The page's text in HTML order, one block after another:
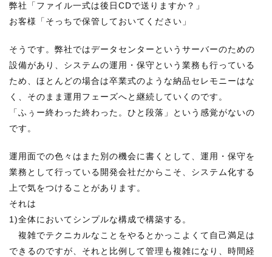
弊社「ファイル一式は後日CDで送りますか？」
お客様「そっちで保管しておいてください」
そうです。弊社ではデータセンターというサーバーのための
設備があり、システムの運用・保守という業務も行っている
ため、ほとんどの場合は卒業式のような納品セレモニーはな
く、そのまま運用フェーズへと継続していくのです。
「ふぅー終わった終わった。ひと段落」という感覚がないの
です。
運用面での色々はまた別の機会に書くとして、運用・保守を
業務として行っている開発会社だからこそ、システム化する
上で気をつけることがあります。
それは
1)全体においてシンプルな構成で構築する。
複雑でテクニカルなことをやるとかっこよくて自己満足は
できるのですが、それと比例して管理も複雑になり、時間経